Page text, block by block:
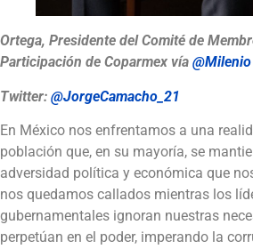
Ortega, Presidente del Comité de
Participación de Coparmex vía @Milenio
Twitter: @JorgeCamacho_21
En México nos enfrentamos a una
población que, en su mayoría, se
adversidad política y económica que
nos quedamos callados mientras los
gubernamentales ignoran nuestras
perpetúan en el poder, imperando la